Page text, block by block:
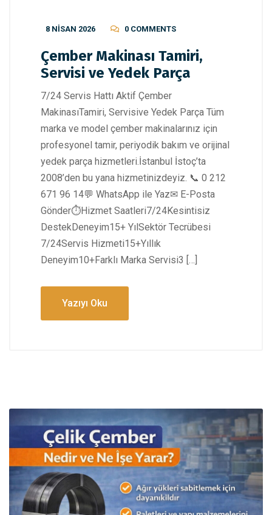
8 NISAN 2026 0 COMMENTS
Çember Makinası Tamiri,
Servisi ve Yedek Parça
7/24 Servis Hattı Aktif Çember
MakinasıTamiri, Servisive Yedek Parça Tüm
marka ve model çember makinalarınız için
profesyonel tamir, periyodik bakım ve orijinal
yedek parça hizmetleri.İstanbul İstoç’ta
2008’den bu yana hizmetinizdeyiz. 📞 0 212
671 96 14💬 WhatsApp ile Yaz✉ E-Posta
Gönder⏱️Hizmet Saatleri7/24Kesintisiz
DestekDeneyim15+ YılSektör Tecrübesi
7/24Servis Hizmeti15+Yıllık
Deneyim10+Farklı Marka Servisi3 […]
Yazıyı Oku